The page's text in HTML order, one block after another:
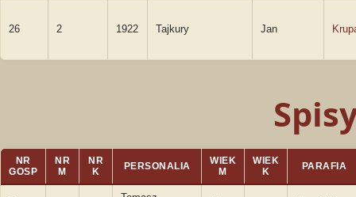
26 2 1922 Tajkury Jan
NR
GOSP
NR
M
NR
K
PERSONALIA
WIEK
M
WIEK
K
PARAFIA